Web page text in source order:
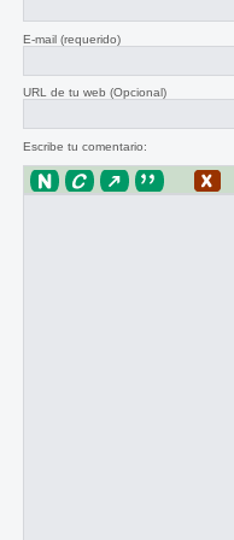
E-mail (requerido)
URL de tu web (Opcional)
Escribe tu comentario: